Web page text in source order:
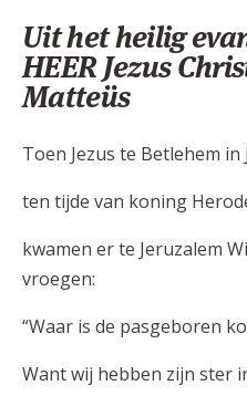
Uit het heilig
HEER Jezus
Matteüs
Toen Jezus te Betlehem in
ten tijde van koning
kwamen er te Jeruzalem
vroegen:
“Waar is de pasgeboren
Want wij hebben zijn ster